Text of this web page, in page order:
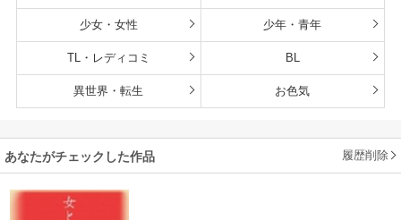
少女・女性 少年・青年
TL・レディコミ BL
異世界・転生 お色気
あなたがチェックした作品 履歴削除